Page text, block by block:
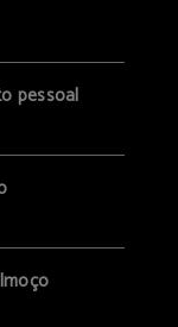
pessoal